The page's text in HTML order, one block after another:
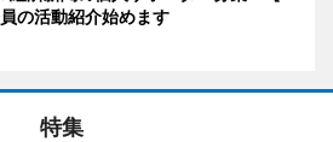
の活動紹介始めます
特集